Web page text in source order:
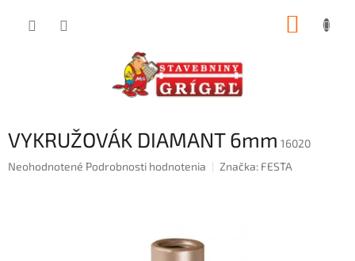
VYKRUŽOVÁK DIAMANT 6mm 16020
Priemerné
Neohodnotené Podrobnosti hodnotenia Značka: FESTA